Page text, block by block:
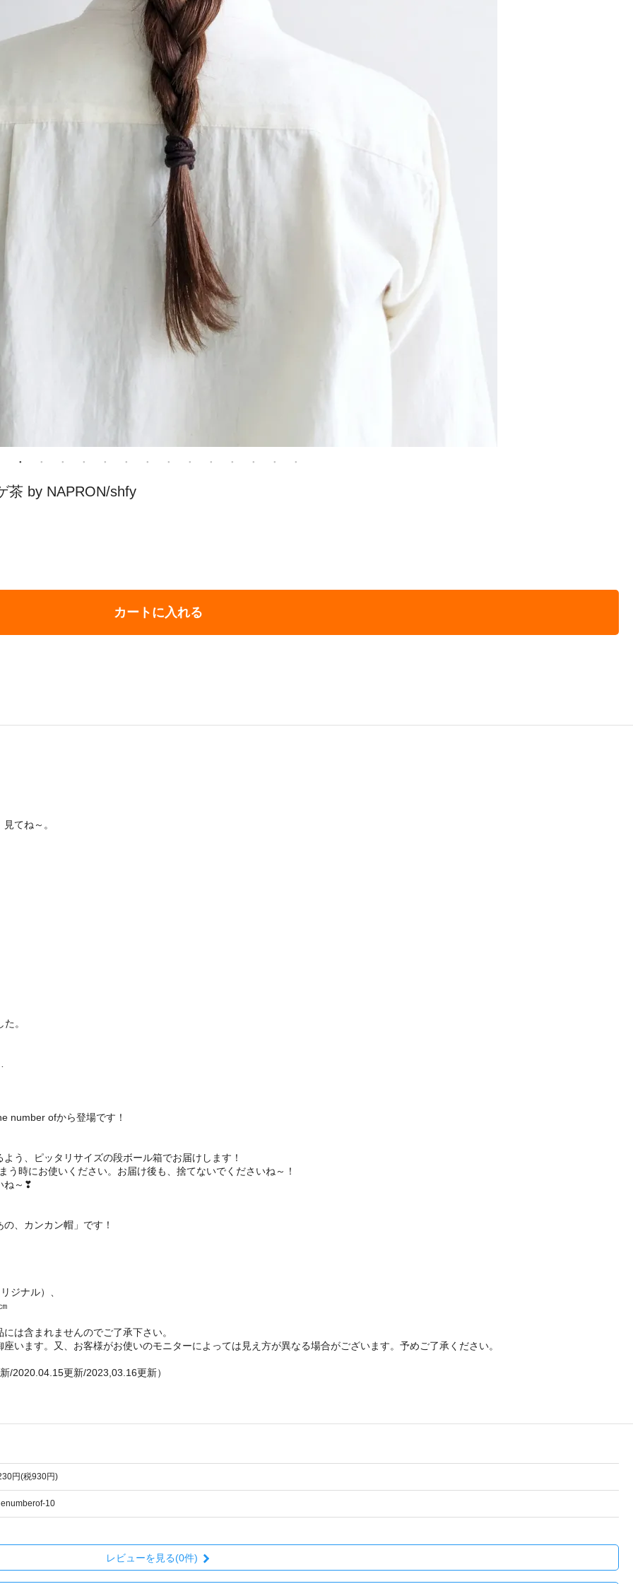
茶 by NAPRON/shfy
カートに入れる
てね～。
。
number ofから登場です！
う、ピッタリサイズの段ボール箱でお届けします！
時にお使いください。お届け後も、捨てないでくださいね～！
ね～❣
、カンカン帽」です！
ジナル）、
は含まれませんのでご了承下さい。
ます。又、お客様がお使いのモニターによっては見え方が異なる場合がございます。予めご了承ください。
/2020.04.15更新/2023,03.16更新）
円(税930円)
10
レビューを見る(0件)